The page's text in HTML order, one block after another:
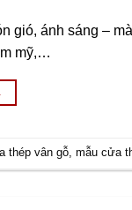
ánh sáng –
mỹ,…
thép vân gỗ,mẫu cửa